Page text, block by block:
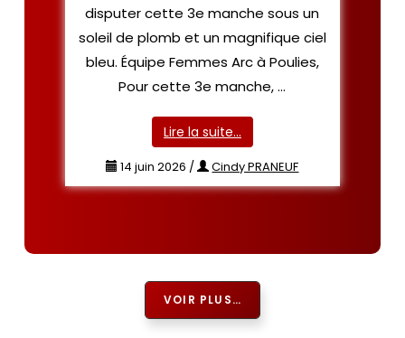
disputer cette 3e manche sous un
soleil de plomb et un magnifique ciel
bleu. Équipe Femmes Arc à Poulies,
Pour cette 3e manche, …
Lire la suite…
14 juin 2026 / Cindy PRANEUF
VOIR PLUS…